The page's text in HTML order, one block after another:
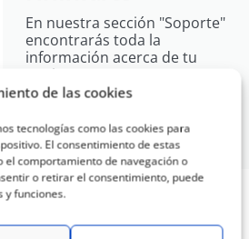
de las cookies
tecnologías como las cookies para
El consentimiento de estas
comportamiento de navegación o
o retirar el consentimiento, puede
y funciones.
En nuestra sección "Soporte"
encontrarás toda la
información acerca de tu
equipo.
Ver manuales y descargas